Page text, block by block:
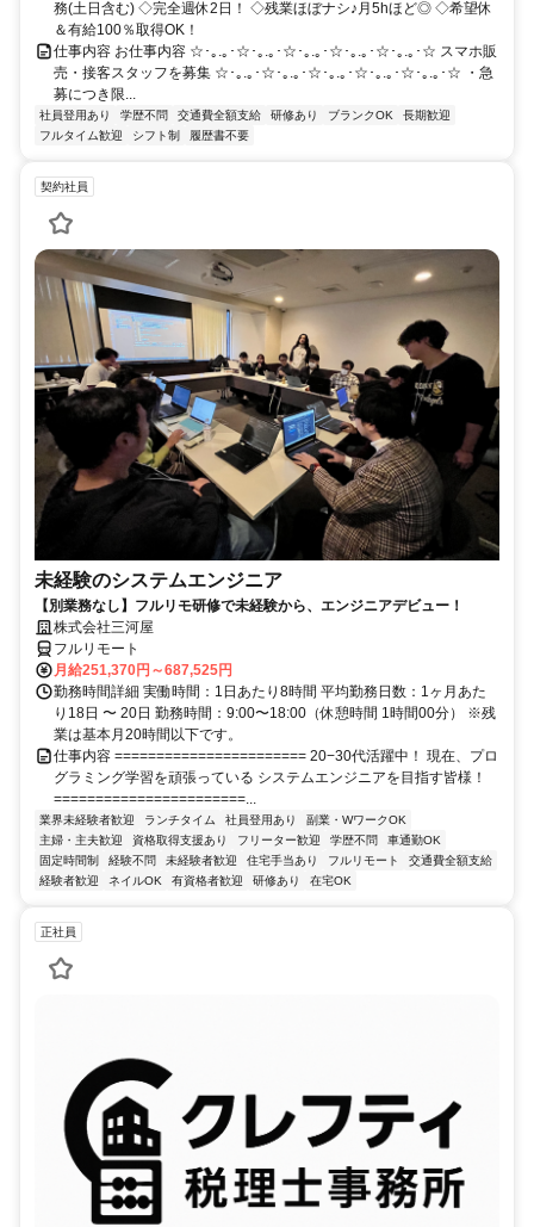
務(土日含む) ◇完全週休2日！ ◇残業ほぼナシ♪月5hほど◎ ◇希望休
＆有給100％取得OK！
仕事内容 お仕事内容 ☆･｡.｡･☆･｡.｡･☆･｡.｡･☆･｡.｡･☆･｡.｡･☆ スマホ販
売・接客スタッフを募集 ☆･｡.｡･☆･｡.｡･☆･｡.｡･☆･｡.｡･☆･｡.｡･☆ ・急
募につき限...
社員登用あり 学歴不問 交通費全額支給 研修あり ブランクOK
長期歓迎
フルタイム歓迎
シフト制 履歴書不要
契約社員
未経験のシステムエンジニア
【別業務なし】フルリモ研修で未経験から、エンジニアデビュー！
株式会社三河屋
フルリモート
月給251,370円～687,525円
勤務時間詳細 実働時間：1日あたり8時間 平均勤務日数：1ヶ月あた
り18日 〜 20日 勤務時間：9:00〜18:00（休憩時間 1時間00分） ※残
業は基本月20時間以下です。
仕事内容 ======================= 20−30代活躍中！ 現在、プロ
グラミング学習を頑張っている システムエンジニアを目指す皆様！
=======================...
業界未経験者歓迎 ランチタイム 社員登用あり
副業・WワークOK
主婦・主夫歓迎
資格取得支援あり フリーター歓迎 学歴不問
車通勤OK
固定時間制
経験不問 未経験者歓迎 住宅手当あり フルリモート
交通費全額支給
経験者歓迎
ネイルOK 有資格者歓迎 研修あり 在宅OK
正社員